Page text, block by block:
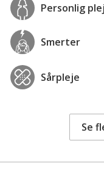
Personlig
Smerter
Sårpleje
Se